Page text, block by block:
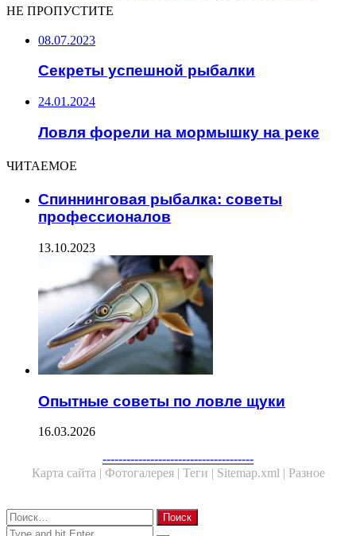
НЕ ПРОПУСТИТЕ
08.07.2023
Секреты успешной рыбалки
24.01.2024
Ловля форели на мормышку на реке
ЧИТАЕМОЕ
Спиннинговая рыбалка: советы
профессионалов
13.10.2023
Опытные советы по ловле щуки
16.03.2026
--------------------------------------
Карта сайта | Фотогалерея | Теги | Sitemap.xml | Разное
Close
Найти:
Close